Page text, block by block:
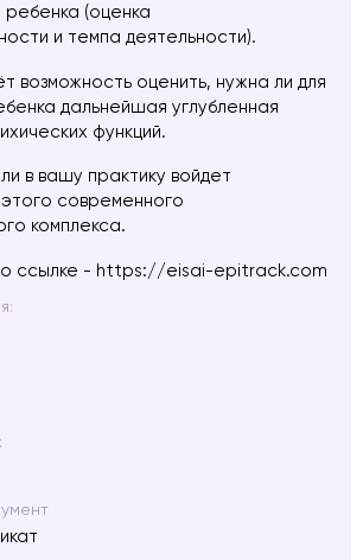
(оценка
и темпа деятельности).
возможность оценить, нужна ли для
дальнейшая углубленная
функций.
в вашу практику войдет
современного
комплекса.
ссылке - https://eisai-epitrack.com